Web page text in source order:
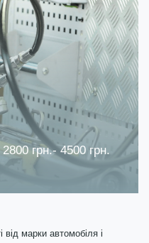
2800 грн.- 4500 грн.
марки автомобіля і